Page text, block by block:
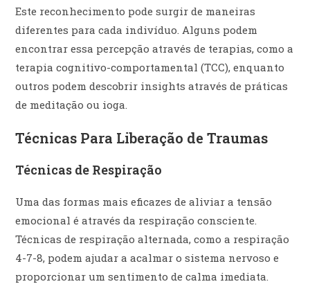
Este reconhecimento pode surgir de maneiras
diferentes para cada indivíduo. Alguns podem
encontrar essa percepção através de terapias, como a
terapia cognitivo-comportamental (TCC), enquanto
outros podem descobrir insights através de práticas
de meditação ou ioga.
Técnicas Para Liberação de Traumas
Técnicas de Respiração
Uma das formas mais eficazes de aliviar a tensão
emocional é através da respiração consciente.
Técnicas de respiração alternada, como a respiração
4-7-8, podem ajudar a acalmar o sistema nervoso e
proporcionar um sentimento de calma imediata.